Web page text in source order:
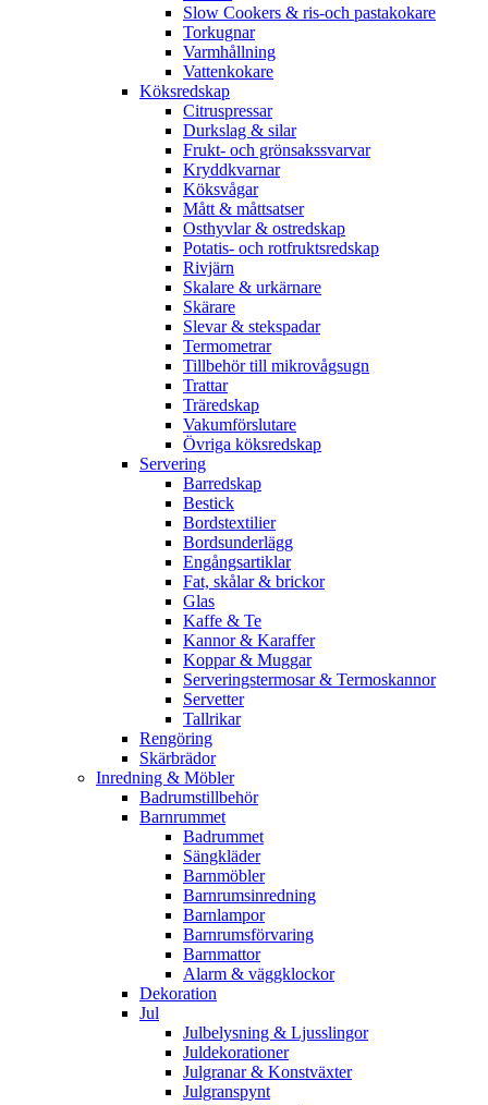
Slow Cookers & ris-och pastakokare
Torkugnar
Varmhållning
Vattenkokare
Köksredskap
Citruspressar
Durkslag & silar
Frukt- och grönsakssvarvar
Kryddkvarnar
Köksvågar
Mått & måttsatser
Osthyvlar & ostredskap
Potatis- och rotfruktsredskap
Rivjärn
Skalare & urkärnare
Skärare
Slevar & stekspadar
Termometrar
Tillbehör till mikrovågsugn
Trattar
Träredskap
Vakumförslutare
Övriga köksredskap
Servering
Barredskap
Bestick
Bordstextilier
Bordsunderlägg
Engångsartiklar
Fat, skålar & brickor
Glas
Kaffe & Te
Kannor & Karaffer
Koppar & Muggar
Serveringstermosar & Termoskannor
Servetter
Tallrikar
Rengöring
Skärbrädor
Inredning & Möbler
Badrumstillbehör
Barnrummet
Badrummet
Sängkläder
Barnmöbler
Barnrumsinredning
Barnlampor
Barnrumsförvaring
Barnmattor
Alarm & väggklockor
Dekoration
Jul
Julbelysning & Ljusslingor
Juldekorationer
Julgranar & Konstväxter
Julgranspynt